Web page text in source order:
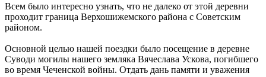
Всем было интересно узнать, что не далеко от этой деревни
проходит граница Верхошижемского района с Советским
районом.
Основной целью нашей поездки было посещение в деревне
Суводи могилы нашего земляка Вячеслава Ускова, погибшего
во время Чеченской войны. Отдать дань памяти и уважения